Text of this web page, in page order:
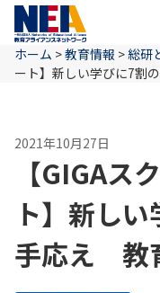
ホーム
NEAとは
教育情報
ホーム >教育情報 >総研
ート】新しい学びに7割
2021年10月27日
【GIGAス
ト】新し
手応え 教